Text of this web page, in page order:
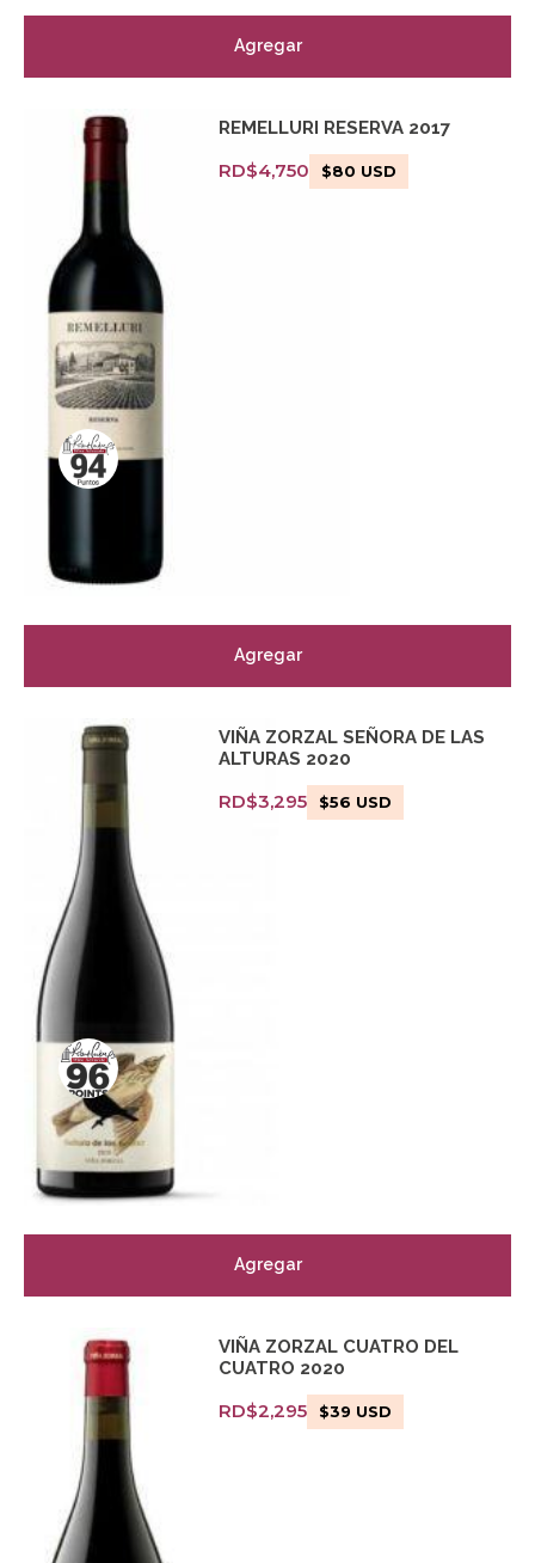
Agregar
REMELLURI RESERVA 2017
RD$4,750 $80 USD
Agregar
VIÑA ZORZAL SEÑORA DE LAS
ALTURAS 2020
RD$3,295 $56 USD
Agregar
VIÑA ZORZAL CUATRO DEL
CUATRO 2020
RD$2,295 $39 USD